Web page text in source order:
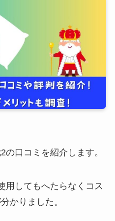
の口コミを紹介します。
用してもへたらなくコス
かりました。